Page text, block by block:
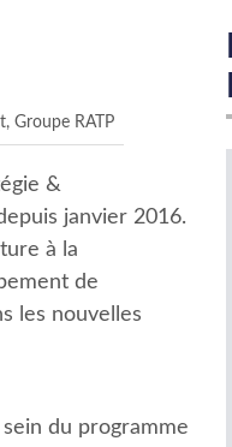
Groupe RATP
&
janvier 2016.
à la
de
les nouvelles
du programme